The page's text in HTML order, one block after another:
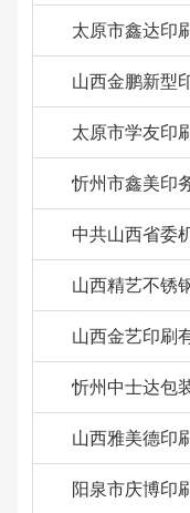
太原市鑫达印
山西金鹏新型
太原市学友印
忻州市鑫美印
中共山西省委
山西精艺不锈
山西金艺印刷
忻州中士达包
山西雅美德印
阳泉市庆博印